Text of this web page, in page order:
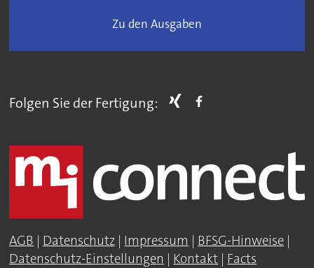
Zu den Ausgaben
Folgen Sie der Fertigung:
AGB | Datenschutz | Impressum | BFSG-Hinweise |
Datenschutz-Einstellungen | Kontakt | Facts